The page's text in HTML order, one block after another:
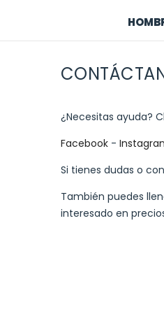
¿Necesitas ayuda?
Facebook -
Si tienes dudas o
También puedes
interesado en